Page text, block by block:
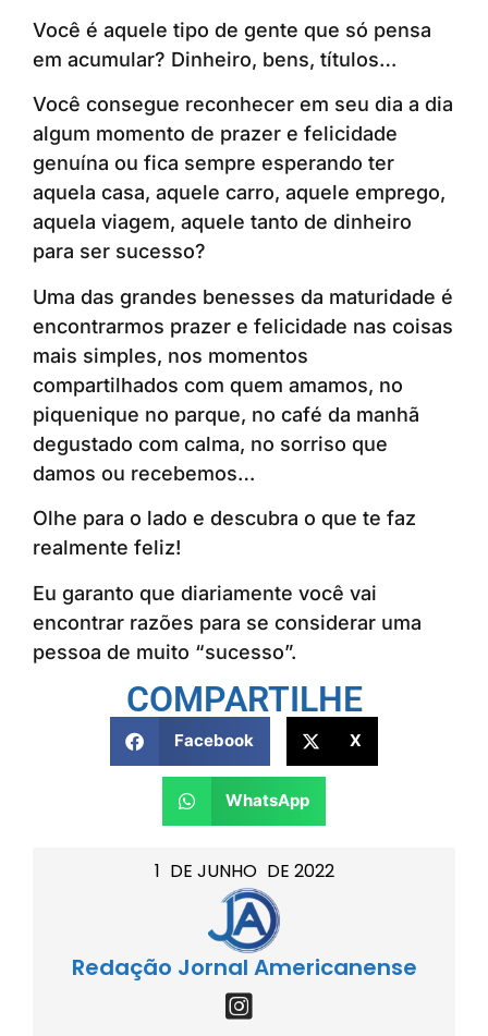
1 DE JUNHO DE 2022
Redação Jornal Americanense
Você é aquele tipo de gente que só pensa
em acumular? Dinheiro, bens, títulos…
Você consegue reconhecer em seu dia a dia
algum momento de prazer e felicidade
genuína ou fica sempre esperando ter
aquela casa, aquele carro, aquele emprego,
aquela viagem, aquele tanto de dinheiro
para ser sucesso?
Uma das grandes benesses da maturidade é
encontrarmos prazer e felicidade nas coisas
mais simples, nos momentos
compartilhados com quem amamos, no
piquenique no parque, no café da manhã
degustado com calma, no sorriso que
damos ou recebemos…
Olhe para o lado e descubra o que te faz
realmente feliz!
Eu garanto que diariamente você vai
encontrar razões para se considerar uma
pessoa de muito “sucesso”.
COMPARTILHE
Facebook X
WhatsApp